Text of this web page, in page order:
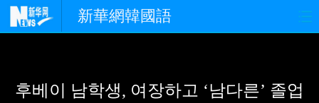
新華網韓國語
경제 사회 포토
후베이 남학생, 여장하고 ‘남다른’ 졸업